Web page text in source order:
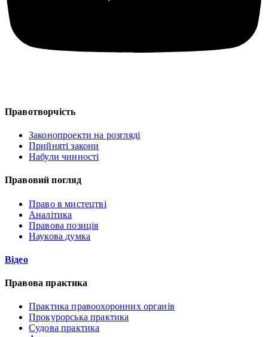
Правотворчість
Законопроекти на розгляді
Прийняті закони
Набули чинності
Правовий погляд
Право в мистецтві
Аналітика
Правова позиція
Наукова думка
Відео
Правова практика
Практика правоохоронних органів
Прокурорська практика
Судова практика